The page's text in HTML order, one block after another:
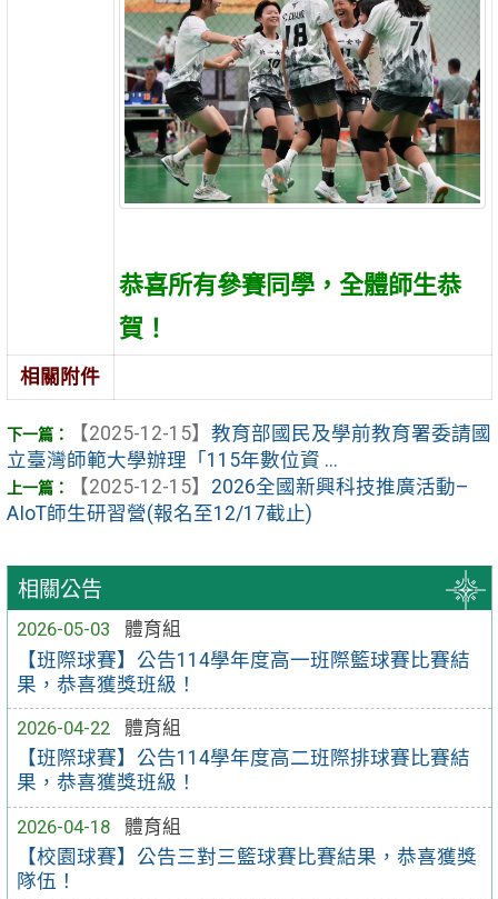
相關公告
2026-05-03
體育組
【班際球賽】公告114學年度高一班際籃球賽比賽結
果，恭喜獲獎班級！
2026-04-22
體育組
【班際球賽】公告114學年度高二班際排球賽比賽結
果，恭喜獲獎班級！
2026-04-18
體育組
【校園球賽】公告三對三籃球賽比賽結果，恭喜獲獎
隊伍！
恭喜所有參賽同學，全體師生恭
賀！
相關附件
【2025-12-15】 教育部國民及學前教育署委請國
立臺灣師範大學辦理「115年數位資 ...
【2025-12-15】 2026全國新興科技推廣活動–
AIoT師⽣研習營(報名至12/17截止)